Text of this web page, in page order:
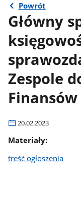
Powrót
Główny
Zespole
Finansów
20.02.2023
Materiały:
treść ogłoszenia